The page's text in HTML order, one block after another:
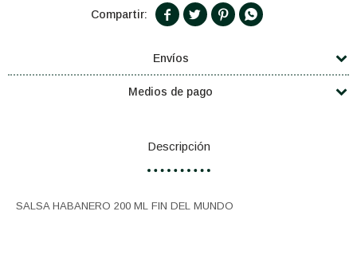
   
Envíos
Medios de pago
Descripción
SALSA HABANERO 200 ML FIN DEL MUNDO